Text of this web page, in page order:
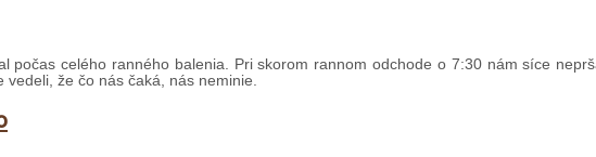
počas celého ranného balenia. Pri skorom rannom odchode o 7:30 nám síce
že čo nás čaká, nás neminie.